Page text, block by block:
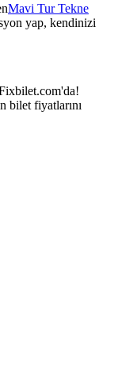
Mavi Tur Tekne
yap, kendinizi
bilet fiyatlarını